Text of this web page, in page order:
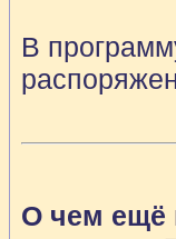
В
О чем ещё